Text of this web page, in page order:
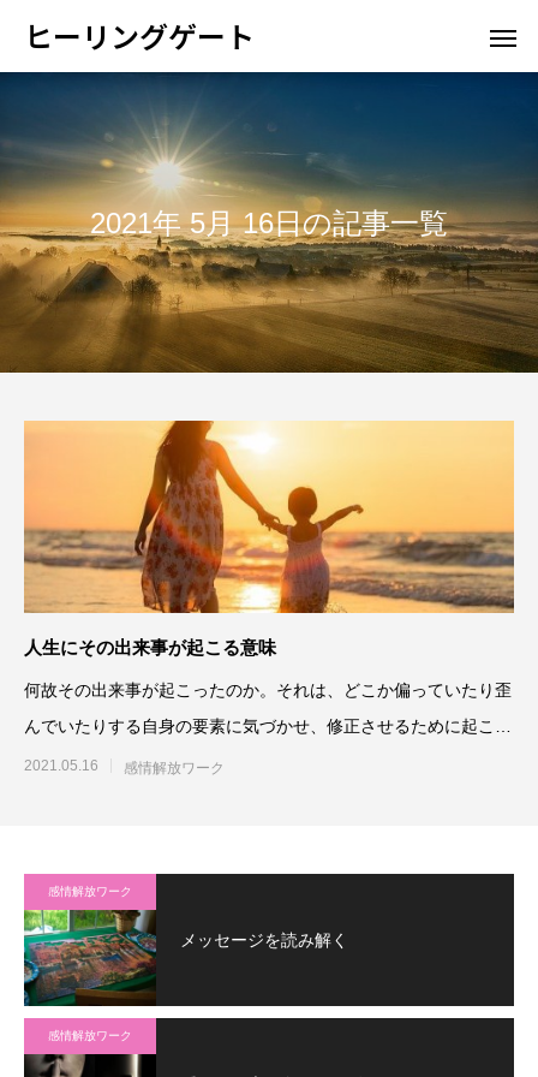
ヒーリングゲート
2021年 5月 16日の記事一覧
人生にその出来事が起こる意味
何故その出来事が起こったのか。それは、どこか偏っていたり歪
んでいたりする自身の要素に気づかせ、修正させるために起こっ
ています。であるならば、
2021.05.16 感情解放ワーク
感情解放ワーク
メッセージを読み解く
感情解放ワーク